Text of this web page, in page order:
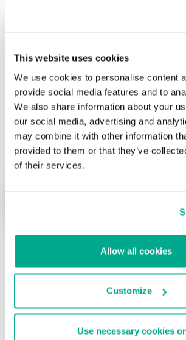
This website uses cookies
We use cookies to personalise content
provide social media features and to
We also share information about your
our social media, advertising and
may combine it with other information
provided to them or that they’ve
of their services.
Allow all cookies
Customize
Use necessary cookies
Nombre* Correo
ÚLTIMAS PUBLICACIONES